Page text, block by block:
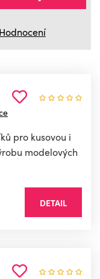
Hodnocení
pro kusovou i
modelových
DETAIL